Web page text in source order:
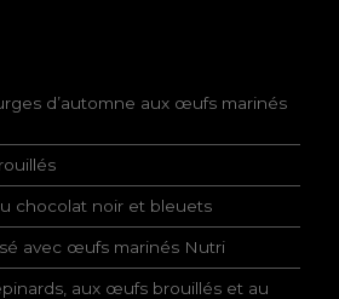
d’automne aux œufs marinés
chocolat noir et bleuets
avec œufs marinés Nutri
aux œufs brouillés et au